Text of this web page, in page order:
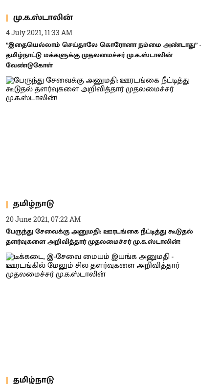
மு.க.ஸ்டாலின்
4 July 2021, 11:33 AM
”இதையெல்லாம் செய்தாலே கொரோனா நம்மை அண்டாது” -
தமிழ்நாட்டு மக்களுக்கு முதலமைச்சர் மு.க.ஸ்டாலின்
வேண்டுகோள்
தமிழ்நாடு
20 June 2021, 07:22 AM
பேருந்து சேவைக்கு அனுமதி: ஊரடங்கை நீட்டித்து கூடுதல்
தளர்வுகளை அறிவித்தார் முதலமைச்சர் மு.க.ஸ்டாலின்!
தமிழ்நாடு